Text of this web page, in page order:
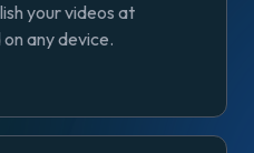
your videos at
any device.